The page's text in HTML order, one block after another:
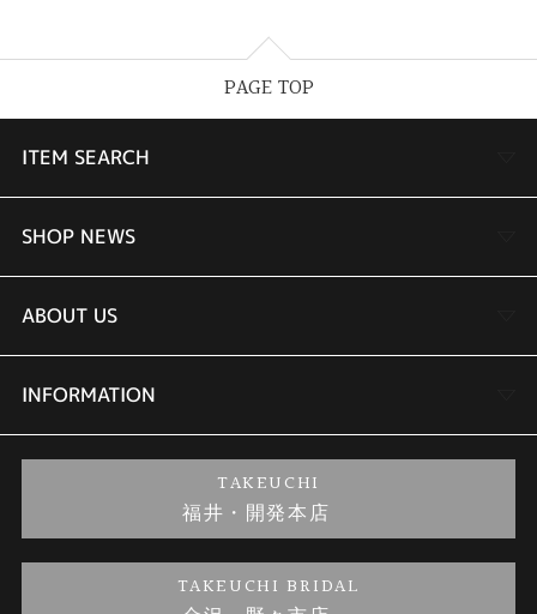
PAGE TOP
ITEM SEARCH
婚約指輪
結婚指輪
セットリング
婚約ネックレス
金・プラチナのお取引
SHOP NEWS
TAKEUCHI BRIDAL金沢本店情報
商品一覧
ブランドリスト
金澤指輪工房｜手作りペアリング
ABOUT US
会社概要
お客様の声
INFORMATION
TAKEUCHI
福井・開発本店
TAKEUCHI BRIDAL